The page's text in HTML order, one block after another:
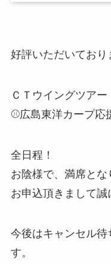
好評いただいており
ＣＴウイングツアー
⚾広島東洋カープ応
全日程！
お陰様で、満席とな
お申込頂きまして誠
今後はキャンセル待
す。